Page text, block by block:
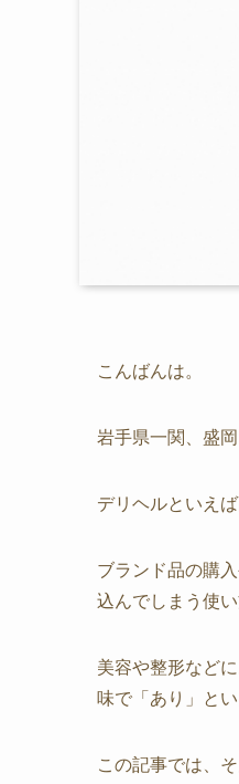
こんばんは。
岩手県一関、盛
デリヘルといえ
ブランド品の購
込んでしまう使
美容や整形など
味で「あり」と
この記事では、